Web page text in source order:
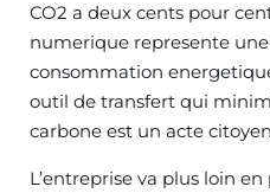
CO2 a deux cents pour
numerique represente
consommation
outil de transfert qui
carbone est un acte
L’entreprise va plus loin